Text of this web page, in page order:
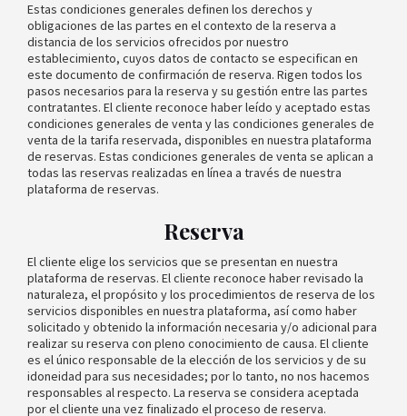
Estas condiciones generales definen los derechos y
obligaciones de las partes en el contexto de la reserva a
distancia de los servicios ofrecidos por nuestro
establecimiento, cuyos datos de contacto se especifican en
este documento de confirmación de reserva. Rigen todos los
pasos necesarios para la reserva y su gestión entre las partes
contratantes. El cliente reconoce haber leído y aceptado estas
condiciones generales de venta y las condiciones generales de
venta de la tarifa reservada, disponibles en nuestra plataforma
de reservas. Estas condiciones generales de venta se aplican a
todas las reservas realizadas en línea a través de nuestra
plataforma de reservas.
Reserva
El cliente elige los servicios que se presentan en nuestra
plataforma de reservas. El cliente reconoce haber revisado la
naturaleza, el propósito y los procedimientos de reserva de los
servicios disponibles en nuestra plataforma, así como haber
solicitado y obtenido la información necesaria y/o adicional para
realizar su reserva con pleno conocimiento de causa. El cliente
es el único responsable de la elección de los servicios y de su
idoneidad para sus necesidades; por lo tanto, no nos hacemos
responsables al respecto. La reserva se considera aceptada
por el cliente una vez finalizado el proceso de reserva.